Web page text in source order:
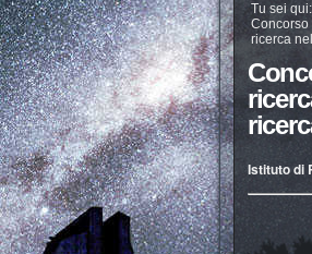
Tu sei qui:
Concorso
ricerca
Istituto di